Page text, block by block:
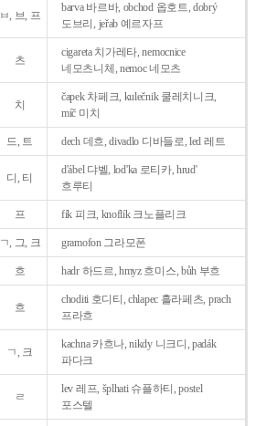
ㅂ, 브, 프
barva 바르바, obchod 옵호트, dobrý
도브리, jeřab 예르자프
츠
cigareta 치가레타, nemocnice
네모츠니체, nemoc 네모츠
치
čapek 차페크, kulečnik 쿨레치니크,
míč 미치
드, 트 dech 데흐, divadlo 디바들로, led 레트
디, 티
d'ábel 댜벨, lod'ka 로티카, hrud'
흐루티
프 fík 피크, knoflík 크노플리크
ㄱ, 그, 크 gramofon 그라모폰
흐 hadr 하드르, hmyz 흐미스, bůh 부흐
흐
choditi 호디티, chlapec 흘라페츠, prach
프라흐
ㄱ, 크
kachna 카흐나, nikdy 니크디, padák
파다크
ㄹ
lev 레프, šplhati 슈플하티, postel
포스텔